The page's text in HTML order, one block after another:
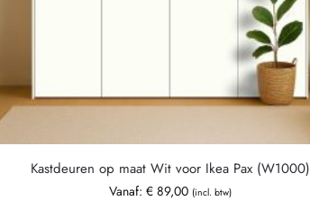
Kastdeuren op maat Wit voor Ikea Pax (W1000)
Vanaf:€ 89,00 (incl. btw)